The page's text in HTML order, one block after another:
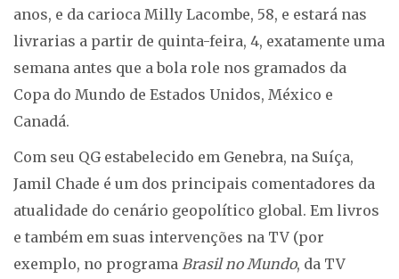
anos, e da carioca Milly Lacombe, 58, e estará nas
livrarias a partir de quinta-feira, 4, exatamente uma
semana antes que a bola role nos gramados da
Copa do Mundo de Estados Unidos, México e
Canadá.
Com seu QG estabelecido em Genebra, na Suíça,
Jamil Chade é um dos principais comentadores da
atualidade do cenário geopolítico global. Em livros
e também em suas intervenções na TV (por
exemplo, no programa Brasil no Mundo, da TV